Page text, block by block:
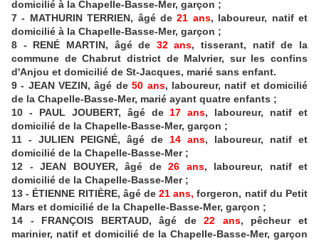
domicilié à la Chapelle-Basse-Mer, garçon ;
7 - MATHURIN TERRIEN, âgé de21 ans, laboureur, natif et
domicilié à la Chapelle-Basse-Mer, garçon ;
8 - RENÉ MARTIN, âgé de 32 ans, tisserant, natif de la
commune de Chabrut district de Malvrier, sur les confins
d'Anjou et domicilié de St-Jacques, marié sans enfant.
9 - JEAN VEZIN, âgé de50 ans, laboureur, natif et domicilié
de la Chapelle-Basse-Mer, marié ayant quatre enfants ;
10 - PAUL JOUBERT, âgé de 17 ans, laboureur, natif et
domicilié de la Chapelle-Basse-Mer, garçon ;
11 - JULIEN PEIGNÉ, âgé de 14 ans, laboureur, natif et
domicilié de la Chapelle-Basse-Mer ;
12 - JEAN BOUYER, âgé de 26 ans, laboureur, natif et
domicilié de la Chapelle-Basse-Mer ;
13 - ÉTIENNE RITIÈRE, âgé de21 ans, forgeron, natif du Petit
Mars et domicilié de la Chapelle-Basse-Mer, garçon ;
14 - FRANÇOIS BERTAUD, âgé de22 ans, pêcheur et
marinier, natif et domicilié de la Chapelle-Basse-Mer, garçon